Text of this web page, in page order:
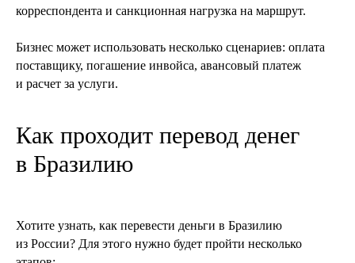
корреспондента и санкционная нагрузка на маршрут.
Бизнес может использовать несколько сценариев: оплата
поставщику, погашение инвойса, авансовый платеж
и расчет за услуги.
Как проходит перевод денег
в Бразилию
Хотите узнать, как перевести деньги в Бразилию
из России? Для этого нужно будет пройти несколько